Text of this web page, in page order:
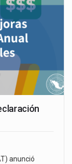
anunció